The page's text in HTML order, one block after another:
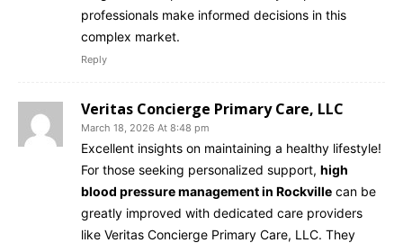
professionals make informed decisions in this
complex market.
Reply
Veritas Concierge Primary Care, LLC
March 18, 2026 At 8:48 pm
Excellent insights on maintaining a healthy lifestyle!
For those seeking personalized support, high
blood pressure management in Rockville can be
greatly improved with dedicated care providers
like Veritas Concierge Primary Care, LLC. They